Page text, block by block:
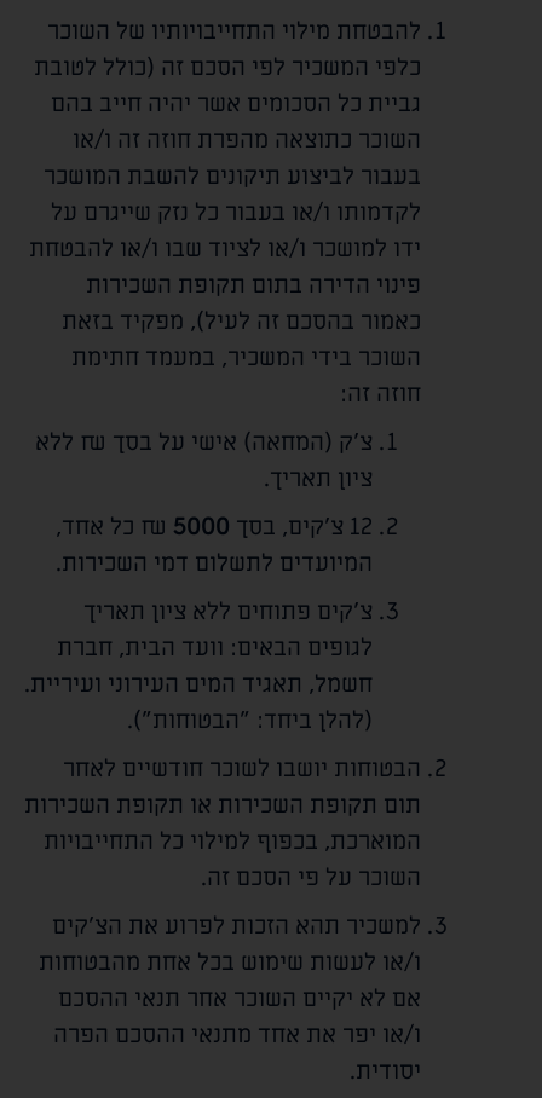
להבטחת מילוי התחייבויותיו של השוכר
כלפי המשכיר לפי הסכם זה (כולל לטובת
גביית כל הסכומים אשר יהיה חייב בהם
השוכר כתוצאה מהפרת חוזה זה ו/או
בעבור לביצוע תיקונים להשבת המושכר
לקדמותו ו/או בעבור כל נזק שייגרם על
ידו למושכר ו/או לציוד שבו ו/או להבטחת
פינוי הדירה בתום תקופת השכירות
כאמור בהסכם זה לעיל), מפקיד בזאת
השוכר בידי המשכיר, במעמד חתימת
חוזה זה:
צ'ק (המחאה) אישי על בסך ₪ ללא
ציון תאריך.
12 צ'קים, בסך
5000 ₪ כל אחד,
המיועדים לתשלום דמי השכירות.
צ'קים פתוחים ללא ציון תאריך
לגופים הבאים: וועד הבית, חברת
חשמל, תאגיד המים העירוני ועיריית.
(להלן ביחד: "הבטוחות").
הבטוחות יושבו לשוכר חודשיים לאחר
תום תקופת השכירות או תקופת השכירות
המוארכת, בכפוף למילוי כל התחייבויות
השוכר על פי הסכם זה.
למשכיר תהא הזכות לפרוע את הצ'קים
ו/או לעשות שימוש בכל אחת מהבטוחות
אם לא יקיים השוכר אחר תנאי ההסכם
ו/או יפר את אחד מתנאי ההסכם הפרה
יסודית.